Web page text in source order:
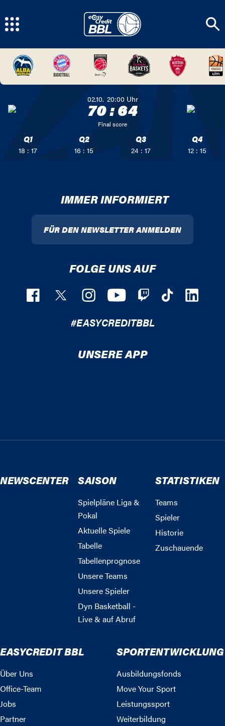
02.10. 20:00 Uhr
70:64
Final score
Q1
18 : 17
Q2
16 : 15
Q3
24 : 17
Q4
12 : 15
IMMER INFORMIERT
FÜR DEN NEWSLETTER ANMELDEN
FOLGE UNS AUF
#EASYCREDITBBL
UNSERE APP
NEWSCENTER SAISON
Spielpläne Liga &
Pokal
Aktuelle Spiele
Tabelle
Tabellenprognose
Unsere Teams
Unsere Spieler
Dyn Basketball -
Live & auf Abruf
STATISTIKEN
Teams
Spieler
Historie
Zuschauende
EASYCREDIT BBL
Über Uns
Office-Team
Jobs
Partner
SPORTENTWICKLUNG
Ausbildungsfonds
Move Your Sport
Leistungssport
Weiterbildung